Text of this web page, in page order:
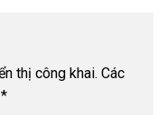
thị công khai. Các
*